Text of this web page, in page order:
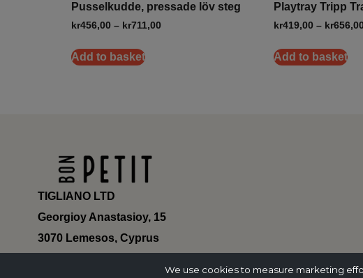
Pusselkudde, pressade löv steg
kr456,00 – kr711,00
Add to basket
Playtray Tripp
kr419,00 – kr656,00
Add to basket
TIGLIANO LTD
Georgioy Anastasioy, 15
3070 Lemesos, Cyprus
We use cookies to measure marketing